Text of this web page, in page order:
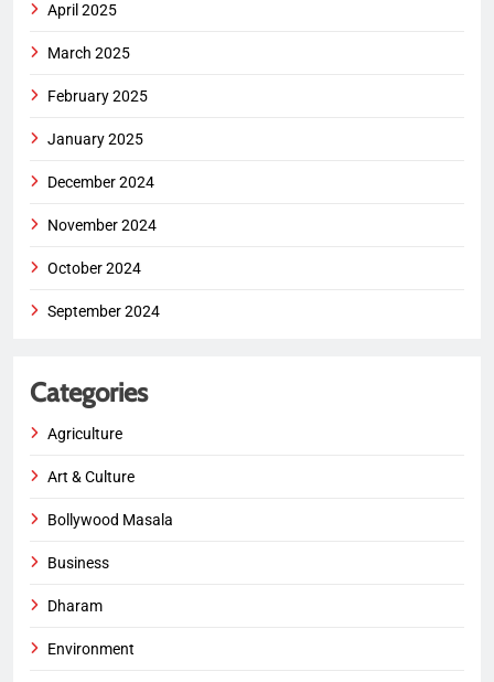
April 2025
March 2025
February 2025
January 2025
December 2024
November 2024
October 2024
September 2024
Categories
Agriculture
Art & Culture
Bollywood Masala
Business
Dharam
Environment